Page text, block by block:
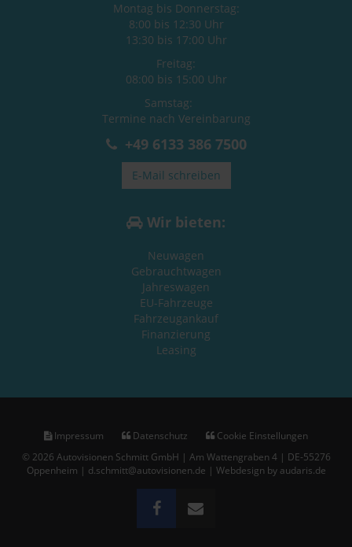
Montag bis Donnerstag:
8:00 bis 12:30 Uhr
13:30 bis 17:00 Uhr
Freitag:
08:00 bis 15:00 Uhr
Samstag:
Termine nach Vereinbarung
+49 6133 386 7500
E-Mail schreiben
Wir bieten:
Neuwagen
Gebrauchtwagen
Jahreswagen
EU-Fahrzeuge
Fahrzeugankauf
Finanzierung
Leasing
Impressum Datenschutz
Cookie Einstellungen
© 2026 Autovisionen Schmitt GmbH | Am Wattengraben 4 | DE-55276
Oppenheim | d.schmitt@autovisionen.de | Webdesign by audaris.de